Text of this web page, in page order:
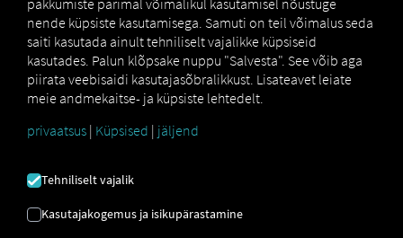
ELAIN ÜHENDA
toodetElain? Siis saateseda teenust meie
pakkumiste parimal võimalikul kasutamisel nõustuge
nende küpsiste kasutamisega. Samuti on teil võimalus seda
saiti kasutada ainult tehniliselt vajalikke küpsiseid
kasutades. Palun klõpsake nuppu "Salvesta". See võib aga
piirata veebisaidi kasutajasõbralikkust. Lisateavet leiate
meie andmekaitse- ja küpsiste lehtedelt.
privaatsus | Küpsised | jäljend
Tehniliselt vajalik
Kasutajakogemus ja isikupärastamine